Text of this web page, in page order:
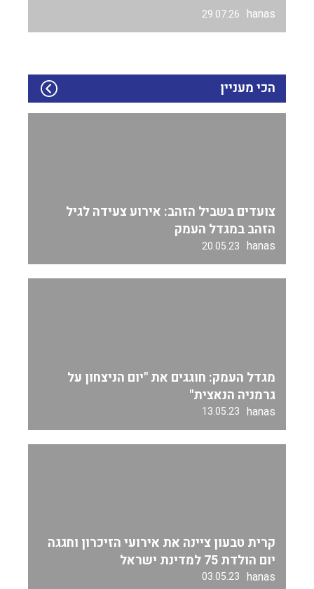
hanas
29.07.26
הכי מעניין
צועדים בשביל הזהב: אירוע צעידה לגיל
הזהב במגדל העמק
hanas
20.05.23
מגדל העמק: חוגגים את "יום הניצחון על
גרמניה הנאצית"
hanas
13.05.23
קרית טבעון ציינה את אירועי הזיכרון וחגגה
יום הולדת 75 למדינת ישראל
hanas
03.05.23